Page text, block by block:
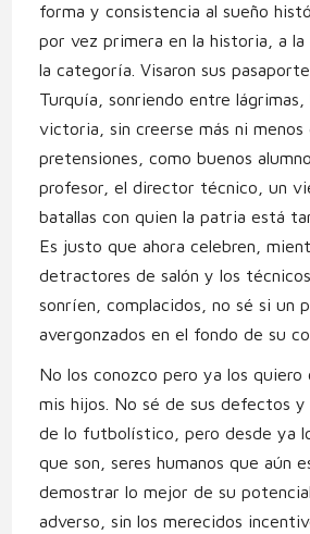
forma y consistencia al sueño
por vez primera en la historia, a la
la categoría. Visaron sus
Turquía, sonriendo entre lágrimas,
victoria, sin creerse más ni menos
pretensiones, como buenos
profesor, el director técnico, un
batallas con quien la patria está
Es justo que ahora celebren,
detractores de salón y los
sonríen, complacidos, no sé si un
avergonzados en el fondo de su
No los conozco pero ya los quiero
mis hijos. No sé de sus defectos
de lo futbolístico, pero desde ya
que son, seres humanos que aún
demostrar lo mejor de su
adverso, sin los merecidos